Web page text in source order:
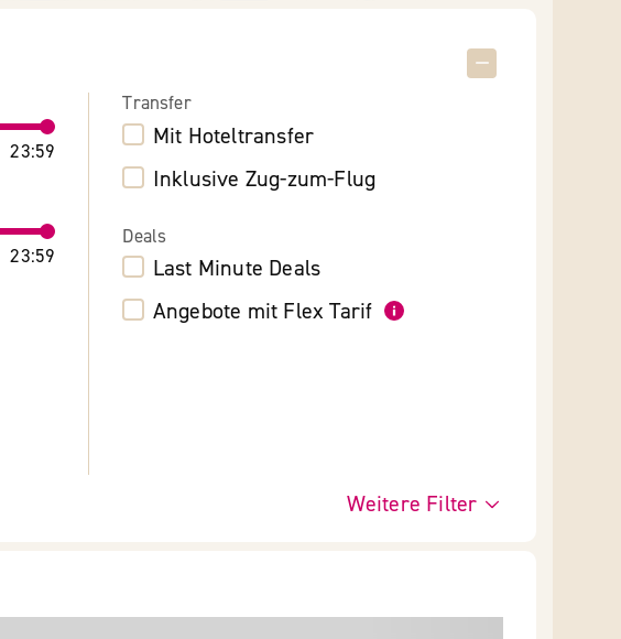
23:59
23:59
Transfer
Mit Hoteltransfer
Inklusive Zug-zum-Flug
Deals
Last Minute Deals
Angebote mit Flex Tarif
Weitere Filter